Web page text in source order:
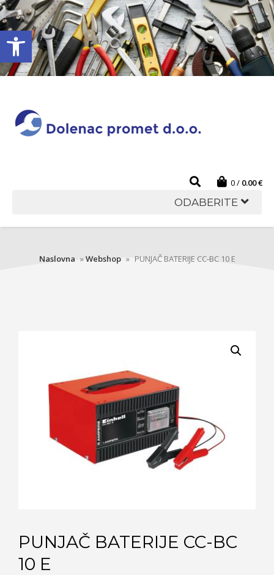
Open toolbar
0 0.00€
ODABERITE
Naslovna »Webshop » PUNJAČ BATERIJE CC-BC 10 E
PUNJAČ BATERIJE CC-BC
10 E